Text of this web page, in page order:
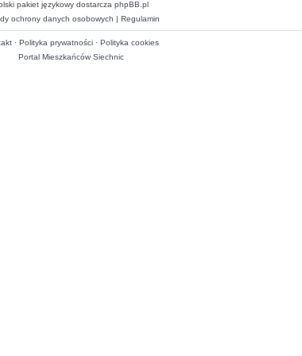
pakiet językowy dostarcza phpBB.pl
ochrony danych osobowych | Regulamin
· Polityka prywatności· Polityka cookies
Portal Mieszkańców Siechnic